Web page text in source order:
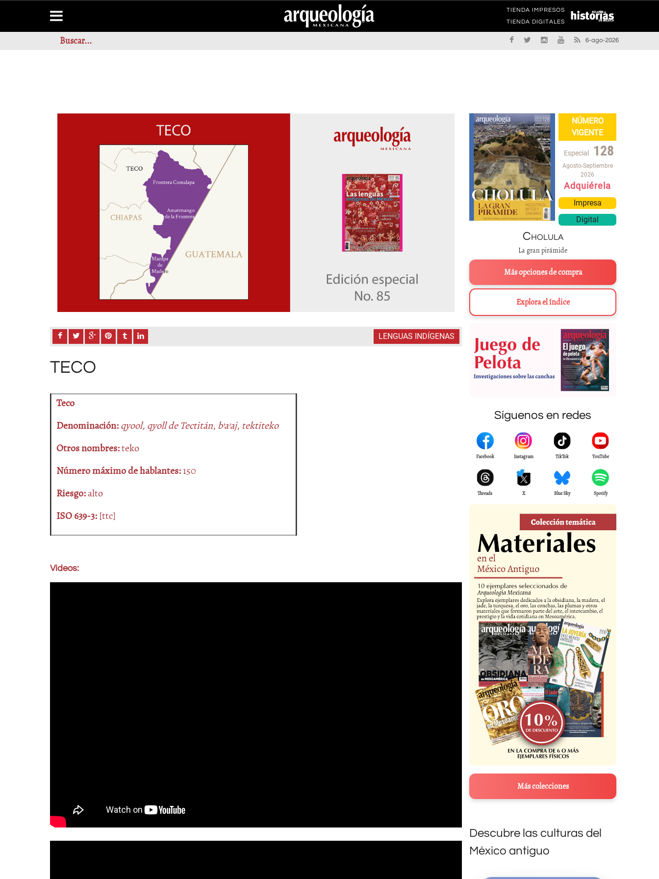
TIENDA IMPRESOS
TIENDA DIGITALES
6-ago-2026
LENGUAS INDÍGENAS
TECO
Teco
Denominación:qyool, qyoll de Tectitán, b’a’aj, tektiteko
Otros nombres:teko
Número máximo de hablantes:150
Riesgo:alto
ISO 639-3: [ttc]
Videos:
NÚMERO
VIGENTE
Especial 128
Agosto-Septiembre
2026
Adquiérela
Impresa
Digital
Cholula
La gran pirámide
Más opciones de compra
Explora el índice
Síguenos en redes
Facebook Instagram TikTok YouTube
Threads X Blue Sky Spotify
Más colecciones
Descubre las culturas del
México antiguo